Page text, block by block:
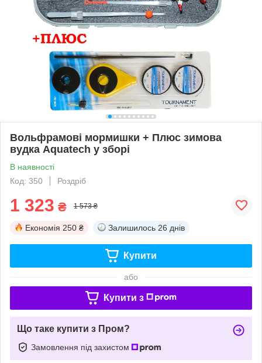
Вольфрамові мормишки + Плюс зимова
вудка Aquatech у зборі
В наявності
Код: 350
Роздріб
1 323 ₴ 1 573 ₴
Економія 250 ₴ Залишилось 26 днів
Купити
або
Купити з
Що таке купити з Пром?
Замовлення під захистом